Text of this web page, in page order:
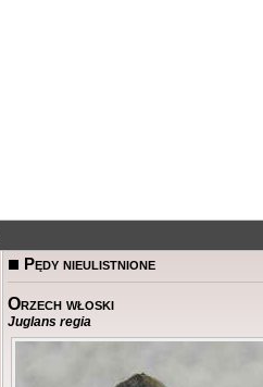
Pędy nieulistnione
Orzech włoski
Juglans regia